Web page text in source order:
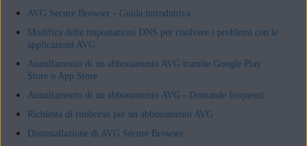
AVG Secure Browser - Guida introduttiva
Modifica delle impostazioni DNS per risolvere i problemi con le
applicazioni AVG
Annullamento di un abbonamento AVG tramite Google Play
Store o App Store
Annullamento di un abbonamento AVG - Domande frequenti
Richiesta di rimborso per un abbonamento AVG
Disinstallazione di AVG Secure Browser